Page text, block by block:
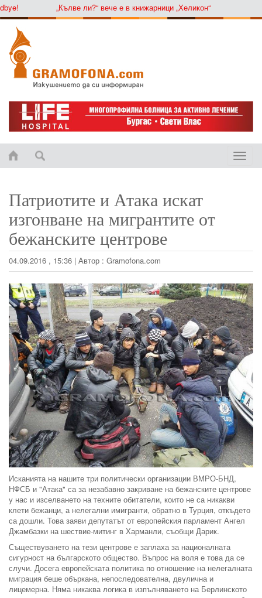
„Кълве ли?“ вече е в книжарници „Хеликон“
Toggle
Патриотите и Атака искат
изгонване на мигрантите от
бежанските центрове
04.09.2016 , 15:36 | Автор : Gramofona.com
Исканията на нашите три политически организации ВМРО-БНД,
НФСБ и "Атака" са за незабавно закриване на бежанските центрове
у нас и изселването на техните обитатели, които не са никакви
клети бежанци, а нелегални имигранти, обратно в Турция, откъдето
са дошли. Това заяви депутатът от европейския парламент Ангел
Джамбазки на шествие-митинг в Харманли, съобщи Дарик.
Съществуването на тези центрове е заплаха за националната
сигурност на българското общество. Въпрос на воля е това да се
случи. Досега европейската политика по отношение на нелегалната
миграция беше объркана, непоследователна, двулична и
лицемерна. Няма никаква логика в изпълняването на Берлинското